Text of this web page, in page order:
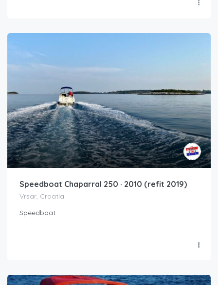
Speedboat Chaparral 250 · 2010 (refit 2019)
Vrsar, Croatia
Speedboat